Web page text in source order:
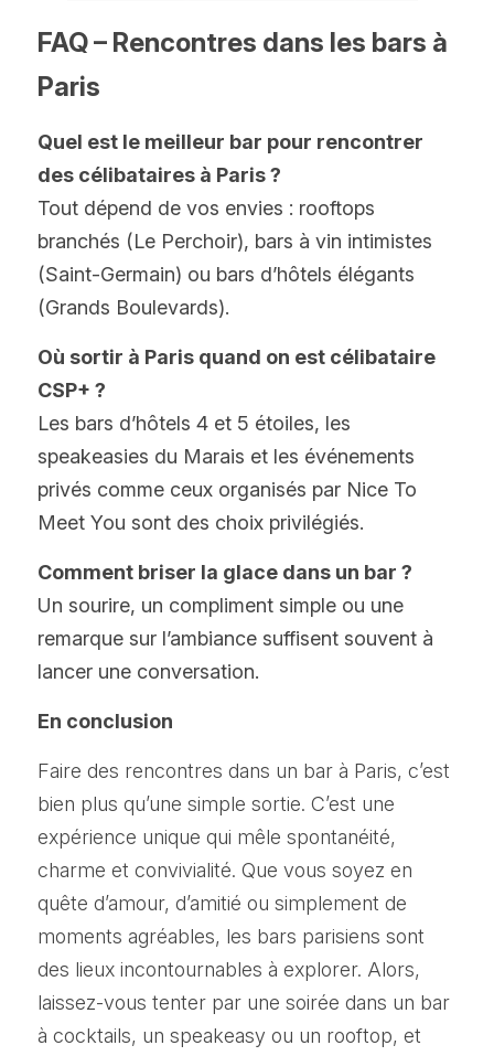
FAQ – Rencontres dans les bars à
Paris
Quel est le meilleur bar pour rencontrer
des célibataires à Paris ?
Tout dépend de vos envies : rooftops
branchés (Le Perchoir), bars à vin intimistes
(Saint-Germain) ou bars d’hôtels élégants
(Grands Boulevards).
Où sortir à Paris quand on est célibataire
CSP+ ?
Les bars d’hôtels 4 et 5 étoiles, les
speakeasies du Marais et les événements
privés comme ceux organisés par Nice To
Meet You sont des choix privilégiés.
Comment briser la glace dans un bar ?
Un sourire, un compliment simple ou une
remarque sur l’ambiance suffisent souvent à
lancer une conversation.
En conclusion
Faire des rencontres dans un bar à Paris, c’est
bien plus qu’une simple sortie. C’est une
expérience unique qui mêle spontanéité,
charme et convivialité. Que vous soyez en
quête d’amour, d’amitié ou simplement de
moments agréables, les bars parisiens sont
des lieux incontournables à explorer. Alors,
laissez-vous tenter par une soirée dans un bar
à cocktails, un speakeasy ou un rooftop, et